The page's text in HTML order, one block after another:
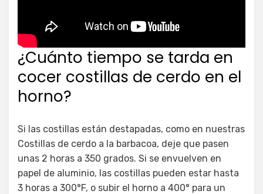
¿Cuánto tiempo se tarda en
cocer costillas de cerdo en el
horno?
Si las costillas están destapadas, como en nuestras
Costillas de cerdo a la barbacoa, deje que pasen
unas 2 horas a 350 grados. Si se envuelven en
papel de aluminio, las costillas pueden estar hasta
3 horas a 300°F, o subir el horno a 400° para un